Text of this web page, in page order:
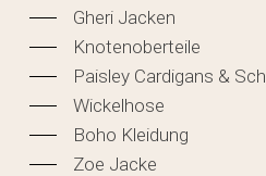
Gheri Jacken
Knotenoberteile
Paisley Cardigans &
Wickelhose
Boho Kleidung
Zoe Jacke